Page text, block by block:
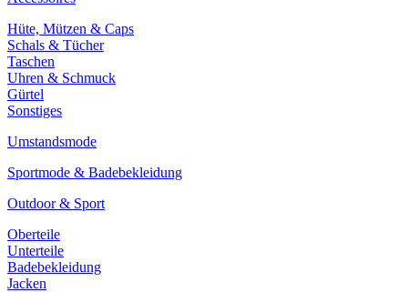
Hüte, Mützen & Caps
Schals & Tücher
Taschen
Uhren & Schmuck
Gürtel
Sonstiges
Umstandsmode
Sportmode & Badebekleidung
Outdoor & Sport
Oberteile
Unterteile
Badebekleidung
Jacken